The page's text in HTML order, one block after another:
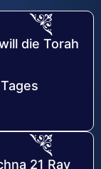
die Torah
21 Rav